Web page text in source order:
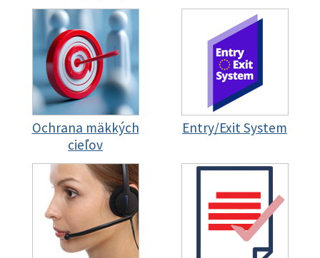
Ochrana mäkkých
cieľov
Entry/Exit System